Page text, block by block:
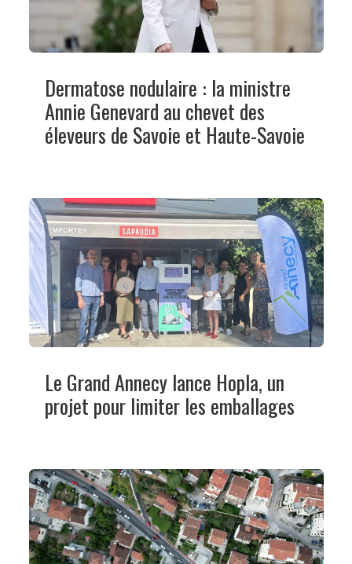
Dermatose nodulaire : la ministre
Annie Genevard au chevet des
éleveurs de Savoie et Haute-Savoie
Le Grand Annecy lance Hopla, un
projet pour limiter les emballages